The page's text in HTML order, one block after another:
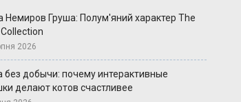
Немиров Груша: Полум'яний характер The
Collection
2026
без добычи: почему интерактивные
делают котов счастливее